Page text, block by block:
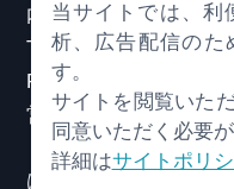
内
TEL：052-253-6185
FAX：052-253-6186
営業時間：10:00～
（原則、元日を除き
は18:30まで
当サイトでは、利
析、広告配信のた
す。
サイトを閲覧いた
同意いただく必要が
詳細はサイトポリ